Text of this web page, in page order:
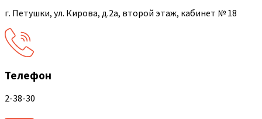
г. Петушки, ул. Кирова, д.2а, второй этаж, кабинет № 18
Телефон
2-38-30